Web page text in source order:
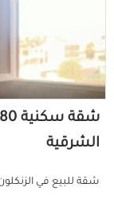
الشرقية